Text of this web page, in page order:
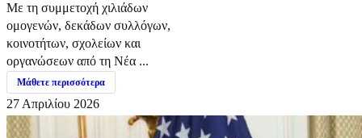
Με τη συμμετοχή χιλιάδων
ομογενών, δεκάδων συλλόγων,
κοινοτήτων, σχολείων και
οργανώσεων από τη Νέα ...
Μάθετε περισσότερα
27 Απριλίου 2026